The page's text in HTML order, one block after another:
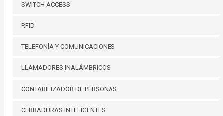
SWITCH ACCESS
RFID
TELEFONÍA Y COMUNICACIONES
LLAMADORES INALÁMBRICOS
CONTABILIZADOR DE PERSONAS
CERRADURAS INTELIGENTES